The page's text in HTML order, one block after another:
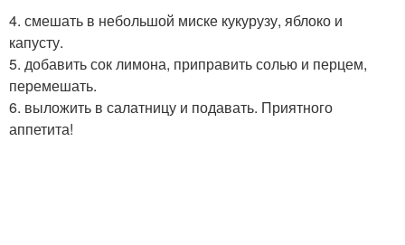
4. смешать в небольшой миске кукурузу, яблоко и
капусту.
5. добавить сок лимона, приправить солью и перцем,
перемешать.
6. выложить в салатницу и подавать. Приятного
аппетита!